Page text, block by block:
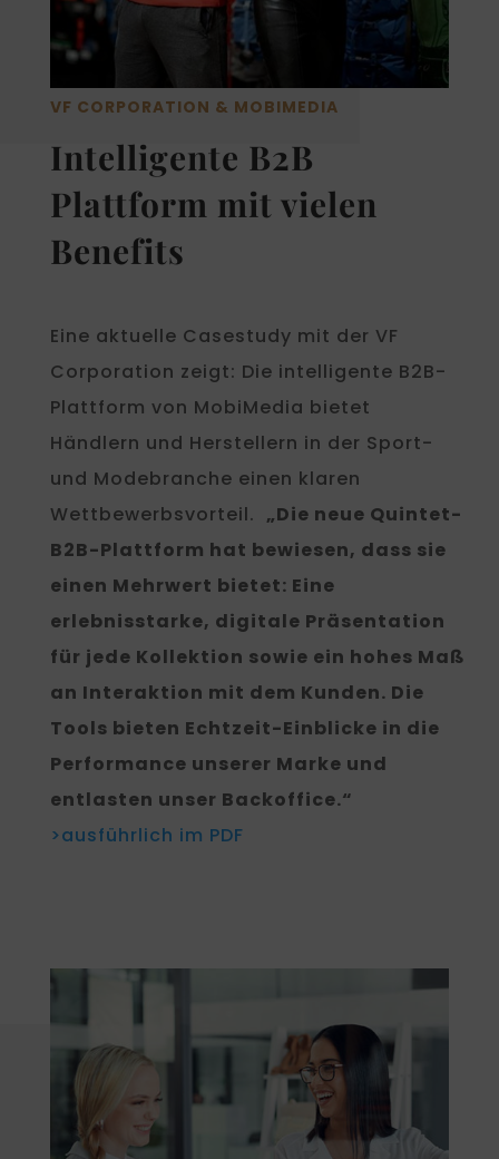
VF CORPORATION & MOBIMEDIA
Intelligente B2B
Plattform mit vielen
Benefits
Eine aktuelle Casestudy mit der VF
Corporation zeigt: Die intelligente B2B-
Plattform von MobiMedia bietet
Händlern und Herstellern in der Sport-
und Modebranche einen klaren
Wettbewerbsvorteil. „Die neue Quintet-
B2B-Plattform hat bewiesen, dass sie
einen Mehrwert bietet: Eine
erlebnisstarke, digitale Präsentation
für jede Kollektion sowie ein hohes Maß
an Interaktion mit dem Kunden. Die
Tools bieten Echtzeit-Einblicke in die
Performance unserer Marke und
entlasten unser Backoffice.“
>ausführlich im PDF